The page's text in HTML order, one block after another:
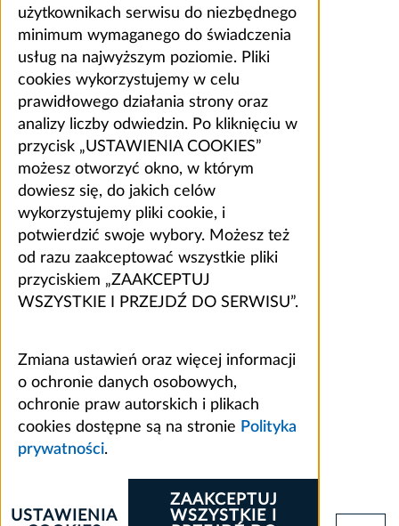
użytkownikach serwisu do niezbędnego
minimum wymaganego do świadczenia
usług na najwyższym poziomie. Pliki
cookies wykorzystujemy w celu
prawidłowego działania strony oraz
analizy liczby odwiedzin. Po kliknięciu w
przycisk „USTAWIENIA COOKIES”
możesz otworzyć okno, w którym
dowiesz się, do jakich celów
wykorzystujemy pliki cookie, i
potwierdzić swoje wybory. Możesz też
od razu zaakceptować wszystkie pliki
przyciskiem „ZAAKCEPTUJ
WSZYSTKIE I PRZEJDŹ DO SERWISU”.
Zmiana ustawień oraz więcej informacji
o ochronie danych osobowych,
ochronie praw autorskich i plikach
cookies dostępne są na stronie Polityka
prywatności.
ZAAKCEPTUJ
WSZYSTKIE I
USTAWIENIA